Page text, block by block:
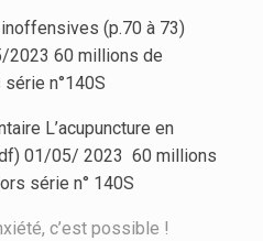
(p.70 à 73)
2023 60 millions de
n°140S
L’acupuncture en
01/05/ 2023 60 millions
série n° 140S
c’est possible !